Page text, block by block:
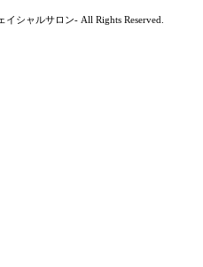
シャルサロン- All Rights Reserved.